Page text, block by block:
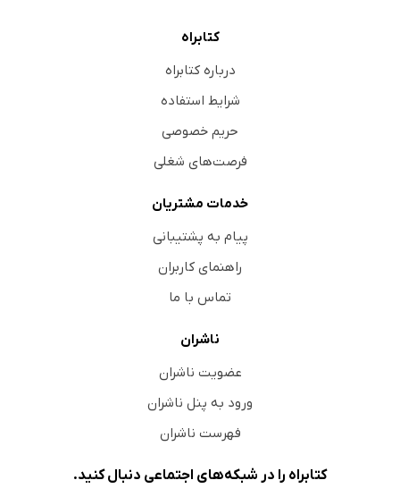
کتابراه
درباره کتابراه
شرایط استفاده
حریم خصوصی
فرصت‌های شغلی
خدمات مشتریان
پیام به پشتیبانی
راهنمای کاربران
تماس با ما
ناشران
عضویت ناشران
ورود به پنل ناشران
فهرست ناشران
کتابراه را در شبکه‌های اجتماعی دنبال کنید.